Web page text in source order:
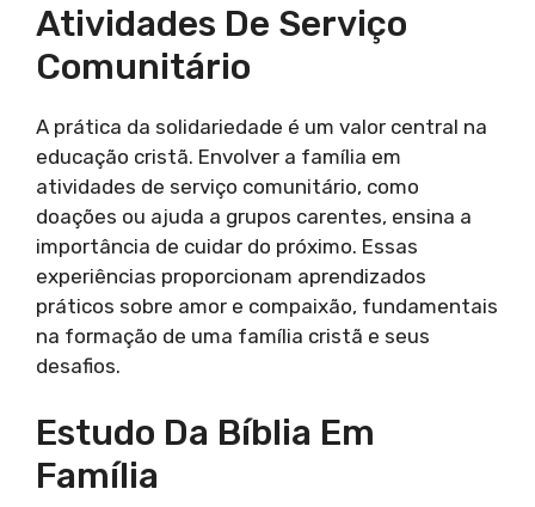
Atividades De Serviço
Comunitário
A prática da solidariedade é um valor central na
educação cristã. Envolver a família em
atividades de serviço comunitário, como
doações ou ajuda a grupos carentes, ensina a
importância de cuidar do próximo. Essas
experiências proporcionam aprendizados
práticos sobre amor e compaixão, fundamentais
na formação de uma família cristã e seus
desafios.
Estudo Da Bíblia Em
Família